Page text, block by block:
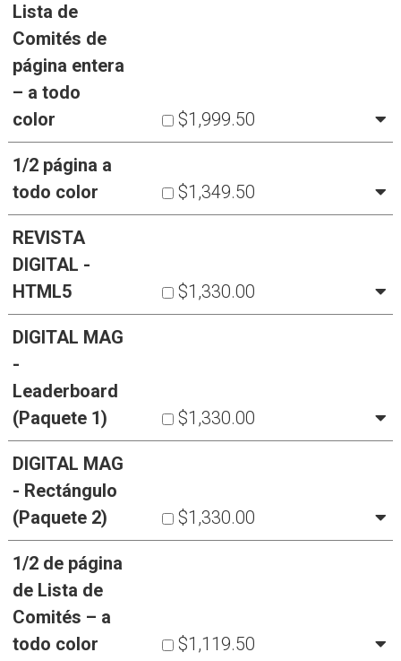
Lista de
Comités de
página entera
– a todo
color
$1,999.50
1/2 página a
todo color
$1,349.50
REVISTA
DIGITAL -
HTML5
$1,330.00
DIGITAL MAG
-
Leaderboard
(Paquete 1)
$1,330.00
DIGITAL MAG
- Rectángulo
(Paquete 2)
$1,330.00
1/2 de página
de Lista de
Comités – a
todo color
$1,119.50